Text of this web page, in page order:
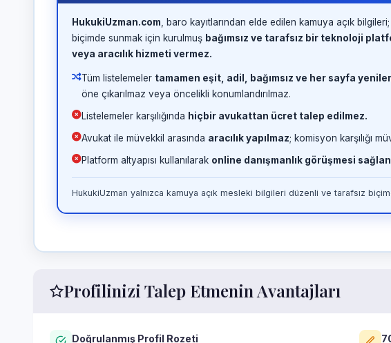
HukukiUzman.com , baro kayıtlarından elde edilen kamuya açık
biçimde sunmak için kurulmuş bağımsız ve tarafsız bir teknoloji
veya aracılık hizmeti vermez.
Tüm listelemeler tamamen eşit, adil, bağımsız ve her sayfa
öne çıkarılmaz veya öncelikli konumlandırılmaz.
Listelemeler karşılığında hiçbir avukattan ücret talep edilmez.
Avukat ile müvekkil arasında aracılık yapılmaz; komisyon karşılığı
Platform altyapısı kullanılarak online danışmanlık görüşmesi
HukukiUzman yalnızca kamuya açık mesleki bilgileri düzenli ve tarafsız
Profilinizi Talep Etmenin Avantajları
Doğrulanmış Profil Rozeti